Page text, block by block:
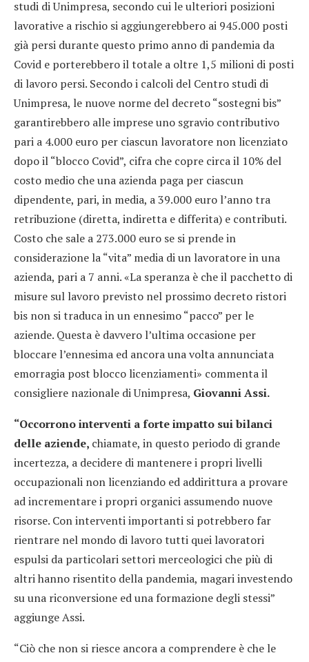
studi di Unimpresa, secondo cui le ulteriori posizioni
lavorative a rischio si aggiungerebbero ai 945.000 posti
già persi durante questo primo anno di pandemia da
Covid e porterebbero il totale a oltre 1,5 milioni di posti
di lavoro persi. Secondo i calcoli del Centro studi di
Unimpresa, le nuove norme del decreto “sostegni bis”
garantirebbero alle imprese uno sgravio contributivo
pari a 4.000 euro per ciascun lavoratore non licenziato
dopo il “blocco Covid”, cifra che copre circa il 10% del
costo medio che una azienda paga per ciascun
dipendente, pari, in media, a 39.000 euro l’anno tra
retribuzione (diretta, indiretta e differita) e contributi.
Costo che sale a 273.000 euro se si prende in
considerazione la “vita” media di un lavoratore in una
azienda, pari a 7 anni. «La speranza è che il pacchetto di
misure sul lavoro previsto nel prossimo decreto ristori
bis non si traduca in un ennesimo “pacco” per le
aziende. Questa è davvero l’ultima occasione per
bloccare l’ennesima ed ancora una volta annunciata
emorragia post blocco licenziamenti» commenta il
consigliere nazionale di Unimpresa, Giovanni Assi.
“Occorrono interventi a forte impatto sui bilanci
delle aziende, chiamate, in questo periodo di grande
incertezza, a decidere di mantenere i propri livelli
occupazionali non licenziando ed addirittura a provare
ad incrementare i propri organici assumendo nuove
risorse. Con interventi importanti si potrebbero far
rientrare nel mondo di lavoro tutti quei lavoratori
espulsi da particolari settori merceologici che più di
altri hanno risentito della pandemia, magari investendo
su una riconversione ed una formazione degli stessi”
aggiunge Assi.
“Ciò che non si riesce ancora a comprendere è che le